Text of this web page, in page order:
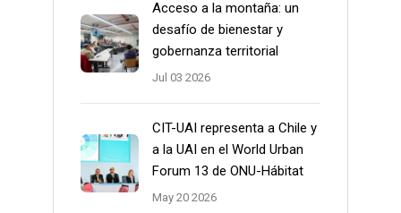
Acceso a la montaña: un
desafío de bienestar y
gobernanza territorial
Jul 03 2026
CIT-UAI representa a Chile y
a la UAI en el World Urban
Forum 13 de ONU-Hábitat
May 20 2026